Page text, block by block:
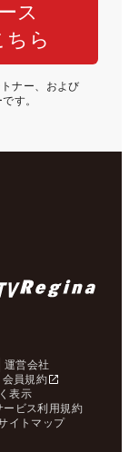
ス
ちら
ナー、および
す。
運営会社
会員規約
表示
ービス利用規約
イトマップ